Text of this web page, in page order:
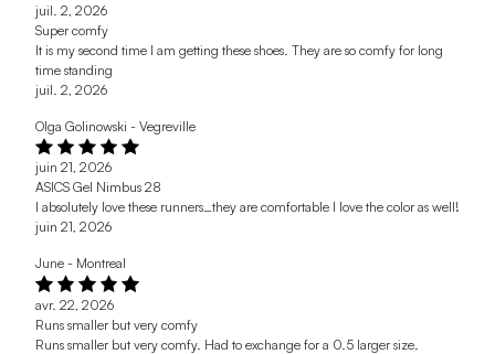
juil. 2, 2026
Super comfy
It is my second time I am getting these shoes. They are so comfy for long
time standing
juil. 2, 2026
Olga Golinowski - Vegreville
juin 21, 2026
ASICS Gel Nimbus 28
I absolutely love these runners…they are comfortable I love the color as well!
juin 21, 2026
June - Montreal
avr. 22, 2026
Runs smaller but very comfy
Runs smaller but very comfy. Had to exchange for a 0.5 larger size.